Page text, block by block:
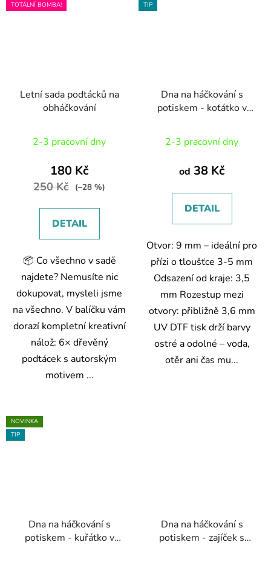
TOTÁLNÍ BOMBA!
Letní sada podtácků na
obháčkování
2-3 pracovní dny
180 Kč
250 Kč (–28 %)
DETAIL
📦 Co všechno v sadě
najdete? Nemusíte nic
dokupovat, mysleli jsme
na všechno. V balíčku vám
dorazí kompletní kreativní
nálož: 6× dřevěný
podtácek s autorským
motivem ...
TIP
Dna na háčkování s
potiskem - koťátko v
2-3 pracovní dny
od 38 Kč
DETAIL
Otvor: 9 mm – ideální pro
přízi o tloušťce 3-5 mm
Odsazení od kraje: 3,5
mm Rozestup mezi
otvory: přibližně 3,6 mm
UV DTF tisk drží barvy
ostré a odolné – voda,
otěr ani čas mu...
NOVINKA
TIP
Dna na háčkování s
potiskem - kuřátko v
Dna na háčkování s
potiskem - zajíček s